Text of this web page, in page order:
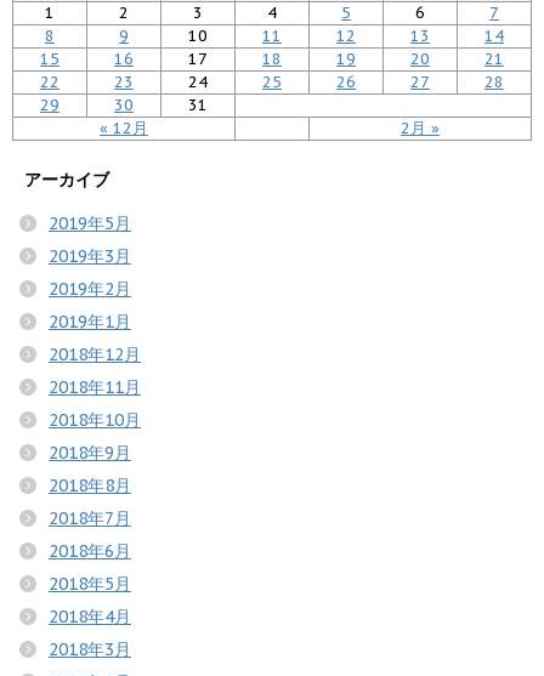
« 12月 2月 »
1 2 3 4 5 6
7
8
9 10 11 12 13
14
15
16 17 18 19 20
21
22
23 24 25 26 27
28
29
30 31
アーカイブ
2019年5月
2019年3月
2019年2月
2019年1月
2018年12月
2018年11月
2018年10月
2018年9月
2018年8月
2018年7月
2018年6月
2018年5月
2018年4月
2018年3月